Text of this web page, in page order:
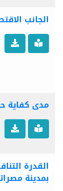
الجانب
مدى كفاية
القدرة
بمدينة